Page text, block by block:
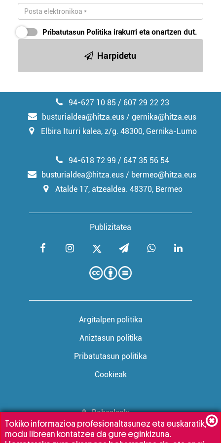
Pribatutasun Politika irakurri eta onartzen dut.
Harpidetu
94-627 10 85 / 607 29 22 23
busturialdea@hitza.eus / gernika@hitza.eus
Elbira Iturri kalea, z/g. 48300, Gernika-Lumo
Publizitatea
94-618 72 99 / 647 35 56 54
busturialdea@hitza.eus / bermeo@hitza.eus
Atalde 17, atzealdea. 48370, Bermeo
Argitalpen politika
Aniztasun politika
Pribatutasun politika
Cookieak
Babesleak:
Tokiko informazioa profesionaltasunez eta euskaratik,
modu librean kontatzea da gure eginkizuna.